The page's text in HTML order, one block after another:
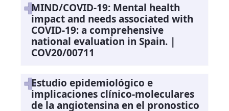
MIND/COVID-19: Mental health
impact and needs associated with
COVID-19: a comprehensive
national evaluation in Spain. |
COV20/00711
Estudio epidemiológico e
implicaciones clínico-moleculares
de la angiotensina en el pronostico